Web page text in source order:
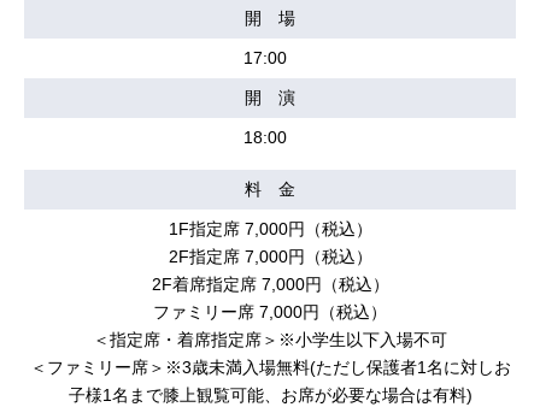
開 場
17:00
開 演
18:00
料 金
1F指定席 7,000円（税込）
2F指定席 7,000円（税込）
2F着席指定席 7,000円（税込）
ファミリー席 7,000円（税込）
＜指定席・着席指定席＞※小学生以下入場不可
＜ファミリー席＞※3歳未満入場無料(ただし保護者1名に対しお
子様1名まで膝上観覧可能、お席が必要な場合は有料)